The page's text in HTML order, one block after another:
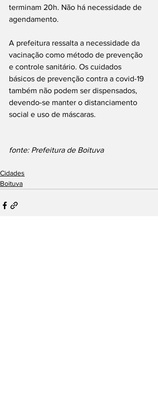
terminam 20h. Não há necessidade de
agendamento.
A prefeitura ressalta a necessidade da
vacinação como método de prevenção
e controle sanitário. Os cuidados
básicos de prevenção contra a covid-19
também não podem ser dispensados,
devendo-se manter o distanciamento
social e uso de máscaras.
fonte: Prefeitura de Boituva
Cidades
Boituva